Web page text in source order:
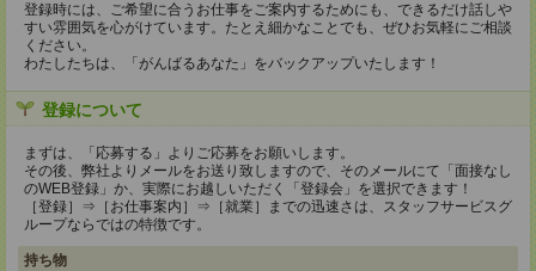
登録時には、ご希望に合うお仕事をご案内するためにも、できるだけ話しや
すい雰囲気を心がけています。たとえ細かなことでも、ぜひお気軽にご相談
ください。
わたしたちは、「がんばるあなた」をバックアップいたします！
登録について
まずは、「応募する」よりご応募をお願いします。
その後、弊社よりメールをお送り致しますので、そのメールにて「面接なし
のWEB登録」か、実際にお越しいただく「登録会」を選択できます！
［登録］⇒［お仕事案内］⇒［就業］までの迅速さは、スタッフサービスグ
ループならではの特徴です。
持ち物